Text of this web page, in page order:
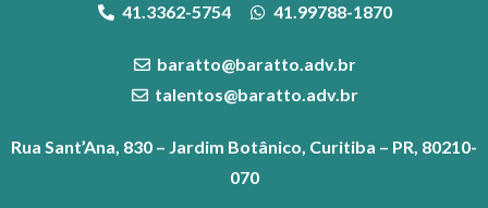
41.3362-5754 41.99788-1870
baratto@baratto.adv.br
talentos@baratto.adv.br
Rua Sant’Ana, 830 – Jardim Botânico, Curitiba – PR, 80210-
070